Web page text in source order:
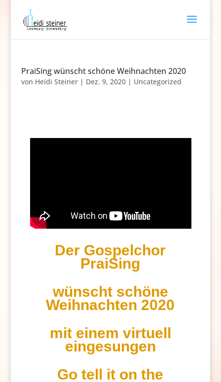
PraiSing wünscht schöne Weihnachten 2020
von Heidi Steiner| Dez. 9, 2020| Uncategorized
Der Gospelchor
PraiSing
wünscht schöne
Weihnachten 2020
mit einem virtuell
eingesungen
Go tell it on the